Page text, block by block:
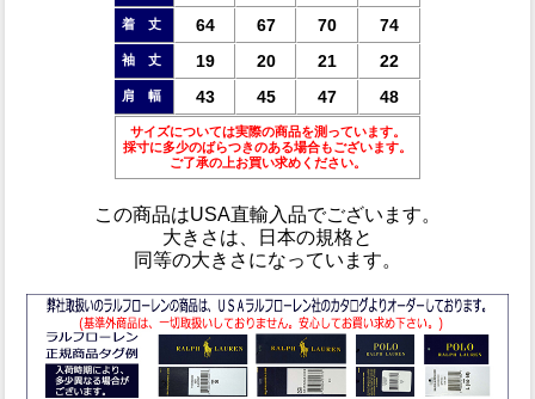
着 丈 64 67 70 74
袖 丈 19 20 21 22
肩 幅 43 45 47 48
サイズについては実際の商品を測っています。
採寸に多少のばらつきのある場合もございます。
ご了承の上お買い求めください。
この商品はUSA直輸入品でございます。
大きさは、日本の規格と
同等の大きさ になっています。